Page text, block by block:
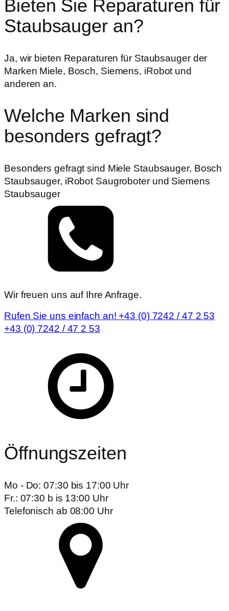
Bieten Sie Reparaturen für
Staubsauger an?
Ja, wir bieten Reparaturen für Staubsauger der
Marken Miele, Bosch, Siemens, iRobot und
anderen an.
Welche Marken sind
besonders gefragt?
Besonders gefragt sind Miele Staubsauger, Bosch
Staubsauger, iRobot Saugroboter und Siemens
Staubsauger
Wir freuen uns auf Ihre Anfrage.
Rufen Sie uns einfach an! +43 (0) 7242 / 47 2 53
+43 (0) 7242 / 47 2 53
Öffnungszeiten
Mo - Do: 07:30 bis 17:00 Uhr
Fr.: 07:30 b is 13:00 Uhr
Telefonisch ab 08:00 Uhr